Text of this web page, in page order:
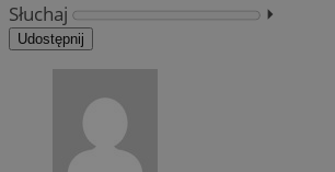
Słuchaj
⏵︎
Udostępnij